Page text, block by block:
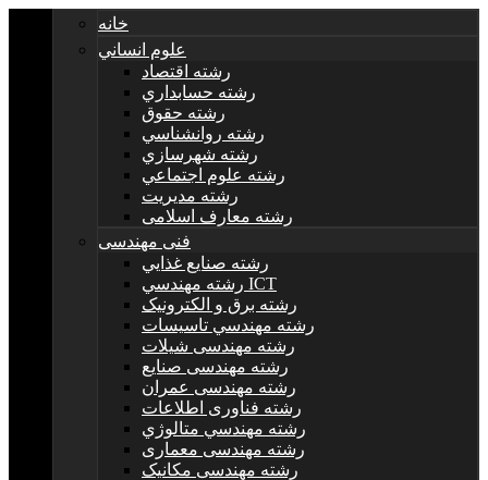
خانه
علوم انساني
رشته اقتصاد
رشته حسابداري
رشته حقوق
رشته روانشناسي
رشته شهرسازي
رشته علوم اجتماعي
رشته مديريت
رشته معارف اسلامی
فنی مهندسی
رشته صنايع غذايي
رشته مهندسي ICT
رشته برق و الکترونيک
رشته مهندسي تاسيسات
رشته مهندسی شیلات
رشته مهندسی صنایع
رشته مهندسی عمران
رشته فناوری اطلاعات
رشته مهندسي متالوژي
رشته مهندسی معماری
رشته مهندسی مکانیک